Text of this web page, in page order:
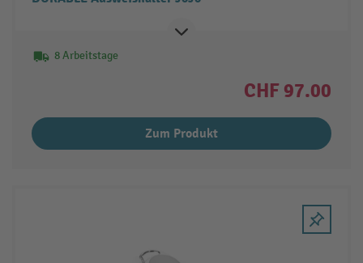
8 Arbeitstage
CHF 97.00
Zum Produkt